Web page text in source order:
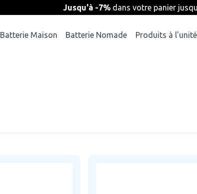
Jusqu'à -7% dans votre panier
Batterie Maison Batterie Nomade Produits à l'unité